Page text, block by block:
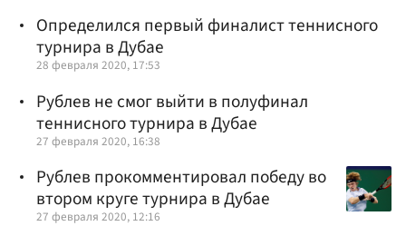
Определился первый финалист теннисного
турнира в Дубае
28 февраля 2020, 17:53
Рублев не смог выйти в полуфинал
теннисного турнира в Дубае
27 февраля 2020, 16:38
Рублев прокомментировал победу во
втором круге турнира в Дубае
27 февраля 2020, 12:16